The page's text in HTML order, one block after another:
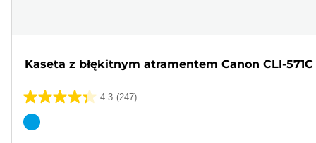
Kaseta z błękitnym atramentem Canon CLI-571C
4.3 (247)
4.3
na
Wkład